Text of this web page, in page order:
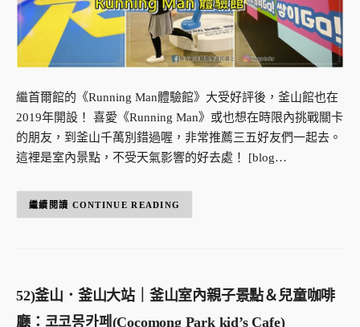
繼首爾館的《Running Man體驗館》大受好評後，釜山館也在
2019年開設！ 喜愛《Running Man》或也想在時限內挑戰關卡
的朋友，到釜山千萬別錯過喔，非常推薦三五好友們一起去。
這裡是室內景點，不受天氣影響的好去處！ [blog…
CONTINUE READING
52)釜山．釜山大站｜釜山室內親子景點＆兒童咖啡
廳：코코몽카페(Cocomong Park kid’s Cafe)